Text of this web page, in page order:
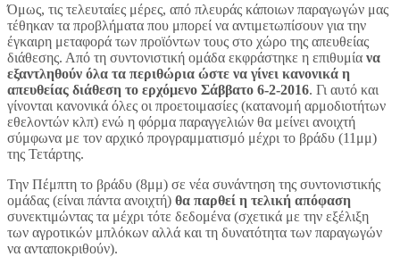
Όμως, τις τελευταίες μέρες, από πλευράς κάποιων παραγωγών μας
τέθηκαν τα προβλήματα που μπορεί να αντιμετωπίσουν για την
έγκαιρη μεταφορά των προϊόντων τους στο χώρο της απευθείας
διάθεσης. Από τη συντονιστική ομάδα εκφράστηκε η επιθυμία να
εξαντληθούν όλα τα περιθώρια ώστε να γίνει κανονικά η
απευθείας διάθεση το ερχόμενο Σάββατο 6-2-2016. Γι αυτό και
γίνονται κανονικά όλες οι προετοιμασίες (κατανομή αρμοδιοτήτων
εθελοντών κλπ) ενώ η φόρμα παραγγελιών θα μείνει ανοιχτή
σύμφωνα με τον αρχικό προγραμματισμό μέχρι το βράδυ (11μμ)
της Τετάρτης.
Την Πέμπτη το βράδυ (8μμ) σε νέα συνάντηση της συντονιστικής
ομάδας (είναι πάντα ανοιχτή) θα παρθεί η τελική απόφαση
συνεκτιμώντας τα μέχρι τότε δεδομένα (σχετικά με την εξέλιξη
των αγροτικών μπλόκων αλλά και τη δυνατότητα των παραγωγών
να ανταποκριθούν).